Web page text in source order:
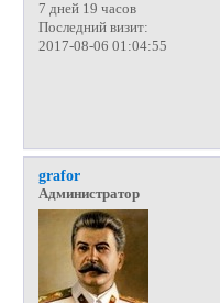
7 дней 19 часов
Последний визит:
2017-08-06 01:04:55
grafor
Администратор